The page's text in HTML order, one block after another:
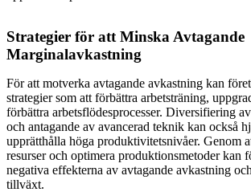
Strategier för att Minska Avtagande
Marginalavkastning
För att motverka avtagande avkastning kan
strategier som att förbättra arbetsträning,
förbättra arbetsflödesprocesser. Diversifiering
och antagande av avancerad teknik kan också
upprätthålla höga produktivitetsnivåer. Genom
resurser och optimera produktionsmetoder kan
negativa effekterna av avtagande avkastning
tillväxt.